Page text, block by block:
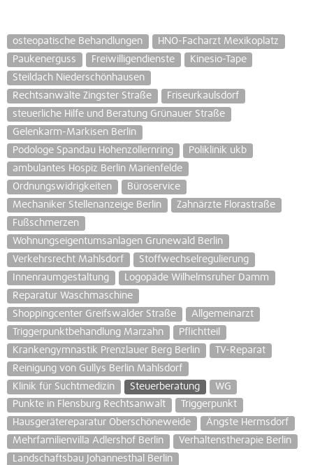
osteopatische Behandlungen
HNO-Facharzt Mexikoplatz
Paukenerguss
Freiwilligendienste
Kinesio-Tape
Steildach Niederschönhausen
Rechtsanwälte Zingster Straße
Friseurkaulsdorf
steuerliche Hilfe und Beratung Grünauer Straße
Gelenkarm-Markisen Berlin
Podologe Spandau Hohenzollernring
Poliklinik ukb
ambulantes Hospiz Berlin Marienfelde
Ordnungswidrigkeiten
Büroservice
Mechaniker Stellenanzeige Berlin
Zahnärzte Florastraße
Fußschmerzen
Wohnungseigentumsanlagen Grunewald Berlin
Verkehrsrecht Mahlsdorf
Stoffwechselregulierung
Innenraumgestaltung
Logopäde Wilhelmsruher Damm
Reparatur Waschmaschine
Shoppingcenter Greifswalder Straße
Allgemeinarzt
Triggerpunktbehandlung Marzahn
Pflichtteil
Krankengymnastik Prenzlauer Berg Berlin
TV-Reparat
Reinigung von Gullys Berlin Mahlsdorf
Klinik für Suchtmedizin
Steuerberatung
WG
Punkte in Flensburg Rechtsanwalt
Triggerpunkt
Hausgerätereparatur Oberschöneweide
Ängste Hermsdorf
Mehrfamilienvilla Adlershof Berlin
Verhaltenstherapie Berlin
Landschaftsbau Johannesthal Berlin